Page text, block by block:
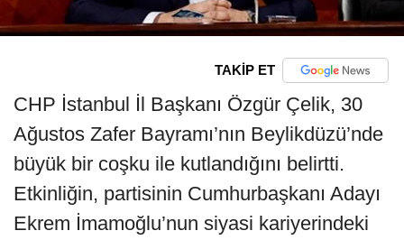
TAKİP ET
CHP İstanbul İl Başkanı Özgür Çelik, 30
Ağustos Zafer Bayramı’nın Beylikdüzü’nde
büyük bir coşku ile kutlandığını belirtti.
Etkinliğin, partisinin Cumhurbaşkanı Adayı
Ekrem İmamoğlu’nun siyasi kariyerindeki